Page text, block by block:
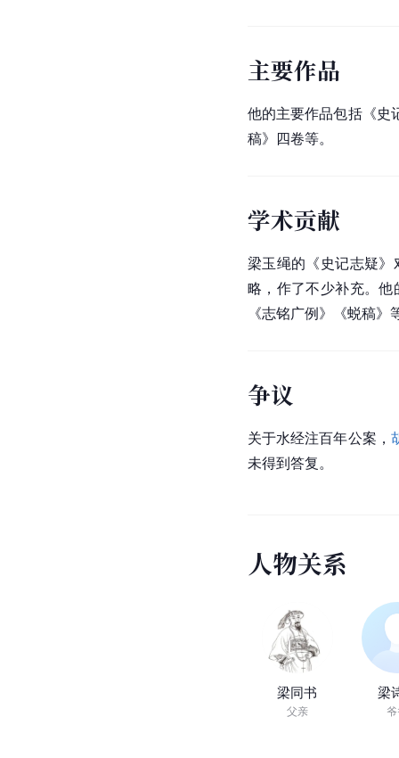
主要作品
他的主要作品包括《史
稿》四卷等。
学术贡献
梁玉绳的《史记志疑
略，作了不少补充。
《志铭广例》《蜕稿
争议
关于水经注百年公案，
未得到答复。
人物关系
梁同书
父亲
梁